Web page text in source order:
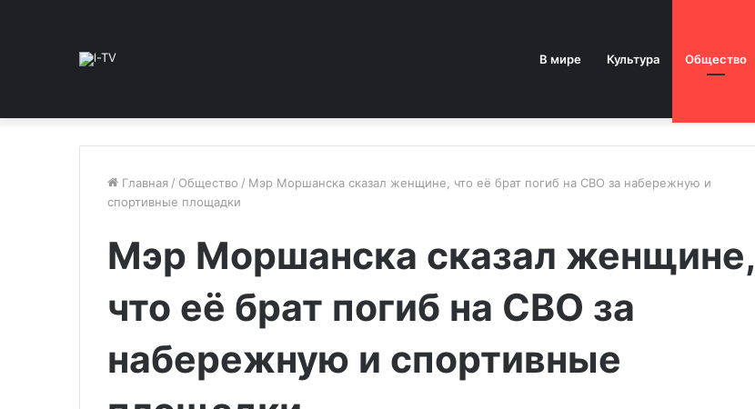
В мире Культура Общество
Главная / Общество / Мэр Моршанска сказал женщине, что её брат погиб на СВО за набережную и
спортивные площадки
Мэр Моршанска сказал женщине,
что её брат погиб на СВО за
набережную и спортивные